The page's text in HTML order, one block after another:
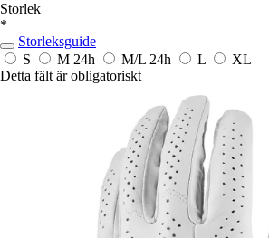
Storlek
*
Storleksguide
S
M 24h M/L 24h L
XL
Detta fält är obligatoriskt